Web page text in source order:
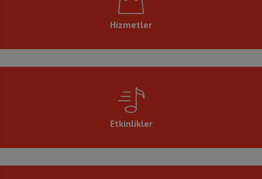
Hizmetler
Etkinlikler